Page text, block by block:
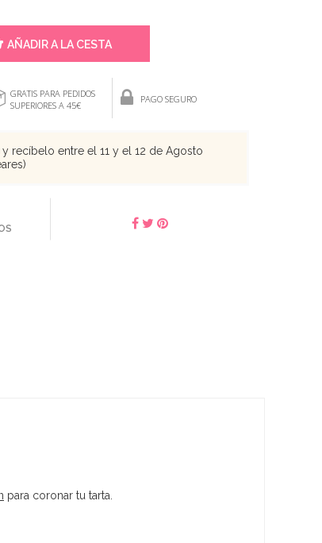
AÑADIR A LA CESTA
GRATIS PARA PEDIDOS
SUPERIORES A 45€
PAGO SEGURO
recíbelo entre el 11 y el 12 de Agosto
para coronar tu tarta.